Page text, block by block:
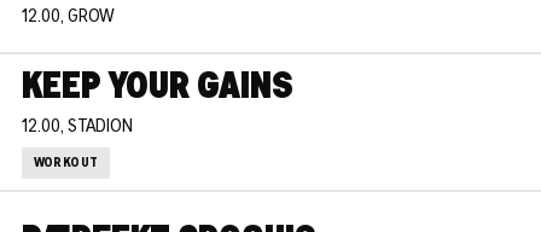
12.00, GROW
KEEP YOUR GAINS
12.00, STADION
WORKOUT